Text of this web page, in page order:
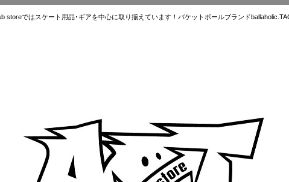
はスケート用品･ギアを中心に取り揃えています！バケットボールブランド